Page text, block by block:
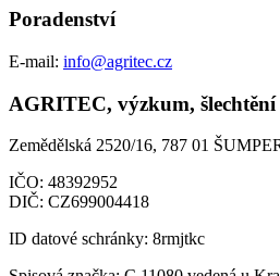
Poradenství
E-mail: info@agritec.cz
AGRITEC, výzkum, šlechtění
Zemědělská 2520/16, 787 01
IČO: 48392952
DIČ: CZ699004418
ID datové schránky: 8rmjtkc